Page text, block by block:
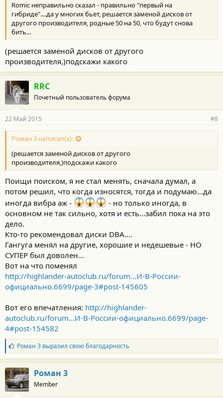
Romic неправильно сказал - правильно "первый на
гибриде"....да у многих бьет, решается заменой дисков от
другого производителя, родные 50 на 50, что будут снова
бить...
(решается заменой дисков от другого
производителя,)подскажи какого
RRC
Почетный пользователь форума
22 Май 2015 #8
Роман 3 написал(а):
(решается заменой дисков от другого
производителя,)подскажи какого
Поищи поиском, я не стал менять, сначала думал, а
потом решил, что когда износятся, тогда и подумаю...да
иногда вибра аж -
- но только иногда, в
основном не так сильно, хотя и есть...забил пока на это
дело.
Кто-то рекомендовал диски DBA....
Гангуга менял на другие, хорошие и недешевые - НО
СУПЕР был доволен...
Вот на что поменял
http://highlander-autoclub.ru/forum...И-В-России-
официально.6699/page-3#post-145605
Вот его впечатления: http://highlander-
autoclub.ru/forum...И-В-России-официально.6699/page-
4#post-154582
Б
л
а
г
о
д
а
Роман 3выразил свою благодарность
Роман 3
Member